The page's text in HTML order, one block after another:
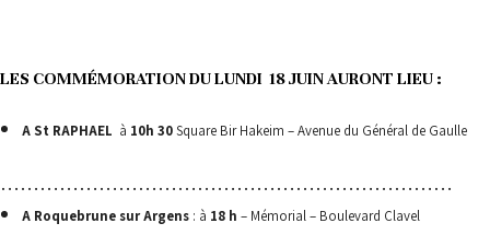
LES COMMÉMORATION DU LUNDI 18 JUIN AURONT LIEU :
A St RAPHAEL à 10h 30Square Bir Hakeim – Avenue du Général de Gaulle
……………………………………………………………
A Roquebrune sur Argens : à 18 h – Mémorial – Boulevard Clavel